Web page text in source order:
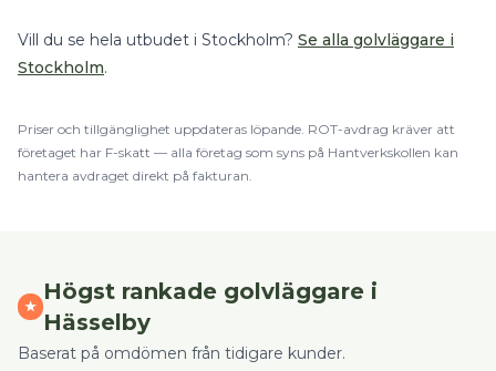
Vill du se hela utbudet i Stockholm? Se alla golvläggare i
Stockholm.
Priser och tillgänglighet uppdateras löpande. ROT-avdrag kräver att
företaget har F-skatt — alla företag som syns på Hantverkskollen kan
hantera avdraget direkt på fakturan.
★
Högst rankade golvläggare i
Hässelby
Baserat på omdömen från tidigare kunder.